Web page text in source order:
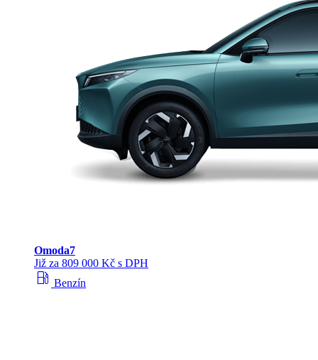
Omoda7
Již za 809 000 Kč s DPH
local_gas_station Benzín